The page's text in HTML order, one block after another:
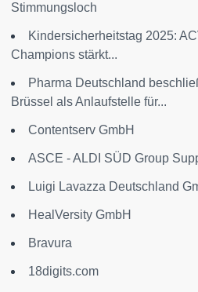
Stimmungsloch
Kindersicherheitstag 2025:
Champions stärkt...
Pharma Deutschland
Brüssel als Anlaufstelle für...
Contentserv GmbH
ASCE - ALDI SÜD Group
Luigi Lavazza Deutschland
HealVersity GmbH
Bravura
18digits.com